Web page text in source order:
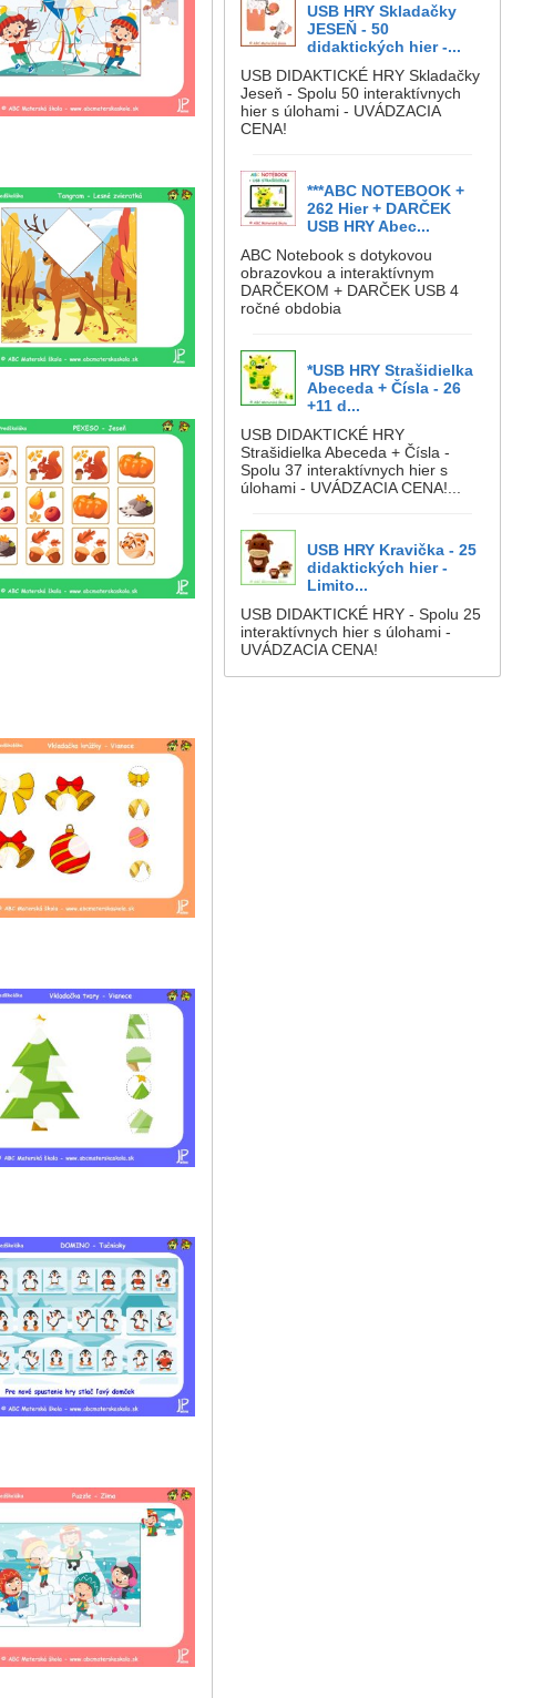
USB HRY Skladačky
JESEŇ - 50
didaktických hier -...
USB DIDAKTICKÉ HRY Skladačky
Jeseň - Spolu 50 interaktívnych
hier s úlohami - UVÁDZACIA
CENA!
***ABC NOTEBOOK +
262 Hier + DARČEK
USB HRY Abec...
ABC Notebook s dotykovou
obrazovkou a interaktívnym
DARČEKOM + DARČEK USB 4
ročné obdobia
*USB HRY Strašidielka
Abeceda + Čísla - 26
+11 d...
USB DIDAKTICKÉ HRY
Strašidielka Abeceda + Čísla -
Spolu 37 interaktívnych hier s
úlohami - UVÁDZACIA CENA!...
USB HRY Kravička - 25
didaktických hier -
Limito...
USB DIDAKTICKÉ HRY - Spolu 25
interaktívnych hier s úlohami -
UVÁDZACIA CENA!